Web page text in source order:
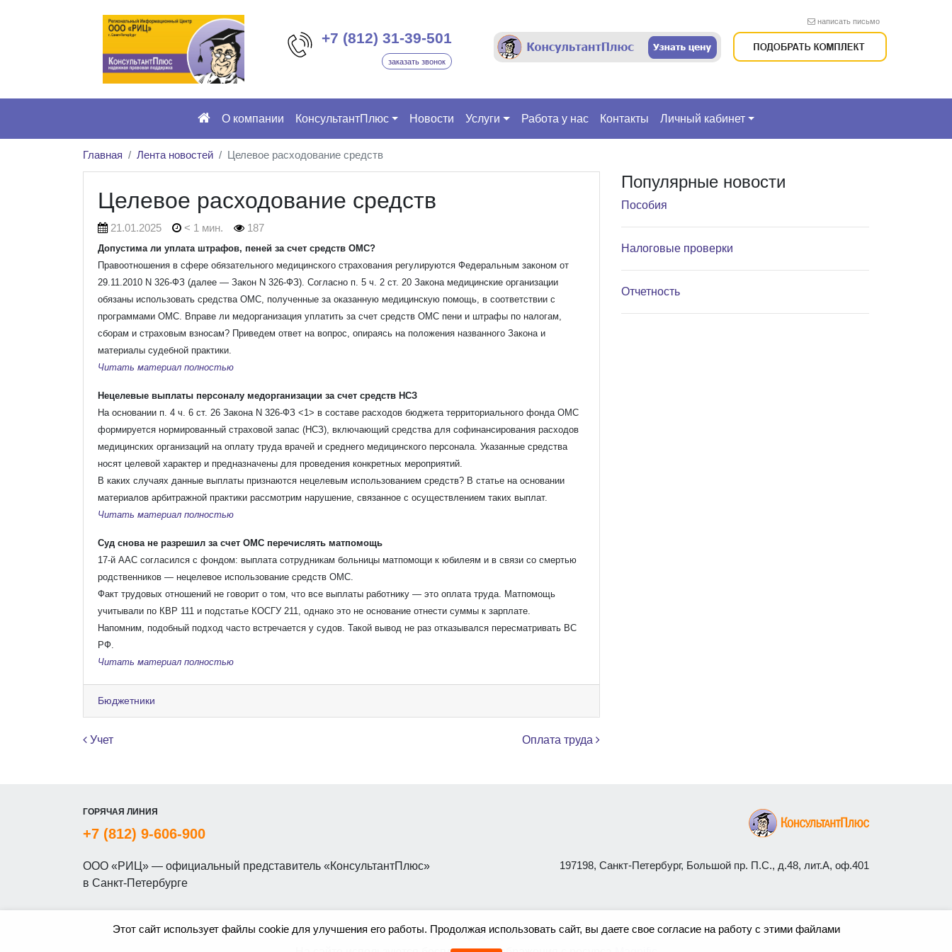
+7 (812) 31-39-501
заказать звонок
написать письмо
О компании КонсультантПлюс Новости Услуги Работа у нас Контакты Личный кабинет
Главная Лента новостей Целевое расходование средств
Целевое расходование средств
21.01.2025 < 1 мин. 187
Допустима ли уплата штрафов, пеней за счет средств ОМС?
Правоотношения в сфере обязательного медицинского страхования регулируются Федеральным законом от
29.11.2010 N 326-ФЗ (далее — Закон N 326-ФЗ). Согласно п. 5 ч. 2 ст. 20 Закона медицинские организации
обязаны использовать средства ОМС, полученные за оказанную медицинскую помощь, в соответствии с
программами ОМС. Вправе ли медорганизация уплатить за счет средств ОМС пени и штрафы по налогам,
сборам и страховым взносам? Приведем ответ на вопрос, опираясь на положения названного Закона и
материалы судебной практики.
Читать материал полностью
Нецелевые выплаты персоналу медорганизации за счет средств НСЗ
На основании п. 4 ч. 6 ст. 26 Закона N 326-ФЗ <1> в составе расходов бюджета территориального фонда ОМС
формируется нормированный страховой запас (НСЗ), включающий средства для софинансирования расходов
медицинских организаций на оплату труда врачей и среднего медицинского персонала. Указанные средства
носят целевой характер и предназначены для проведения конкретных мероприятий.
В каких случаях данные выплаты признаются нецелевым использованием средств? В статье на основании
материалов арбитражной практики рассмотрим нарушение, связанное с осуществлением таких выплат.
Читать материал полностью
Суд снова не разрешил за счет ОМС перечислять матпомощь
17-й ААС согласился с фондом: выплата сотрудникам больницы матпомощи к юбилеям и в связи со смертью
родственников — нецелевое использование средств ОМС.
Факт трудовых отношений не говорит о том, что все выплаты работнику — это оплата труда. Матпомощь
учитывали по КВР 111 и подстатье КОСГУ 211, однако это не основание отнести суммы к зарплате.
Напомним, подобный подход часто встречается у судов. Такой вывод не раз отказывался пересматривать ВС
РФ.
Читать материал полностью
Бюджетники
Навигация по записям
Учет Оплата труда
Популярные новости
Пособия
Налоговые проверки
Отчетность
ГОРЯЧАЯ ЛИНИЯ
+7 (812) 9-606-900
ООО «РИЦ» — официальный представитель «КонсультантПлюс»
в Санкт-Петербурге
197198, Санкт-Петербург, Большой пр. П.С., д.48, лит.А, оф.401
Политика конфиденциальности
Этот сайт использует файлы cookie для улучшения его работы. Продолжая использовать сайт, вы даете свое согласие на работу с этими файлами